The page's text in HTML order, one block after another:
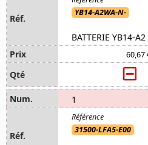
YB14-A2WA-N-
BATTERIE YB14-
60,67
1
31500-LFA5-E00